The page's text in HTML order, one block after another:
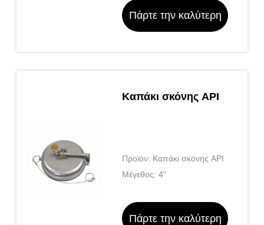
Πάρτε την καλύτερη
Καπάκι σκόνης API
Προϊόν: Καπάκι σκόνης API
Μέγεθος: 4"
Πάρτε την καλύτερη